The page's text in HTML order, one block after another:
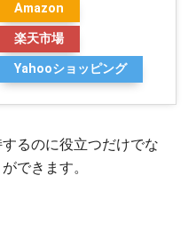
Amazon
楽天市場
Yahooショッピング
るのに役立つだけでな
できます。